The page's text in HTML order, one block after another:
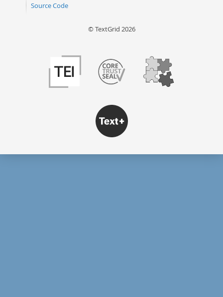
Source Code
© TextGrid 2026